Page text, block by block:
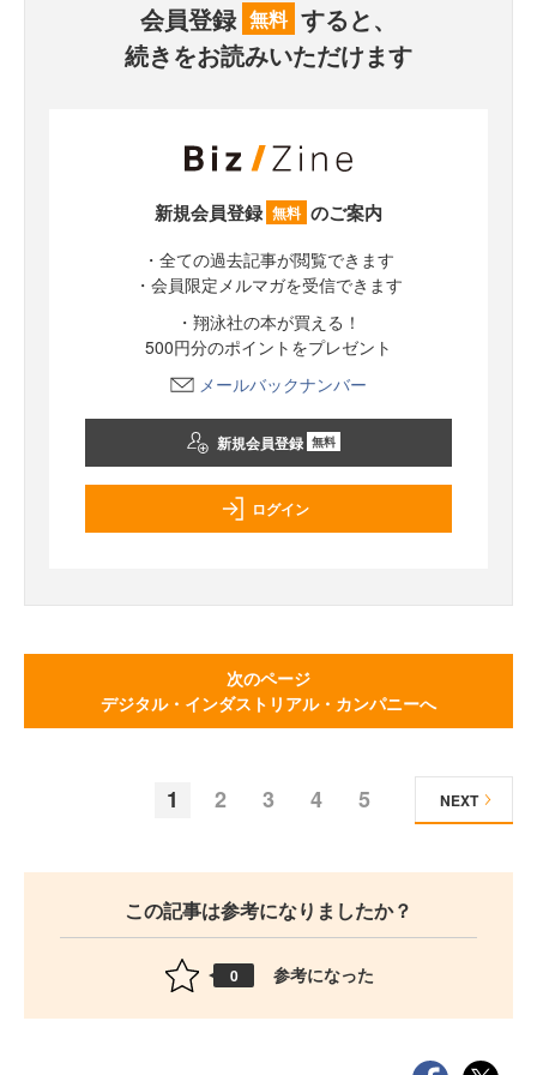
会員登録 無料 すると、
続きをお読みいただけます
新規会員登録 無料 のご案内
・全ての過去記事が閲覧できます
・会員限定メルマガを受信できます
・翔泳社の本が買える！
500円分のポイントをプレゼント
メールバックナンバー
新規会員登録 無料
ログイン
次のページ
デジタル・インダストリアル・カンパニーへ
1 2 3 4 5 NEXT
この記事は参考になりましたか？
0 参考になった